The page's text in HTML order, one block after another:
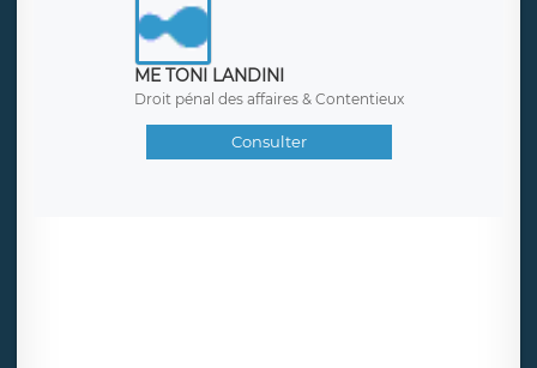
ME TONI LANDINI
Droit pénal des affaires & Contentieux
Consulter